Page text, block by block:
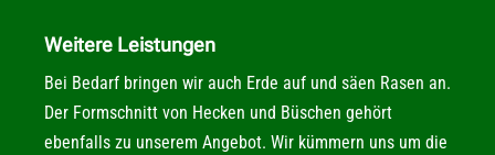
Weitere Leistungen
Bei Bedarf bringen wir auch Erde auf und säen Rasen an.
Der Formschnitt von Hecken und Büschen gehört
ebenfalls zu unserem Angebot. Wir kümmern uns um die